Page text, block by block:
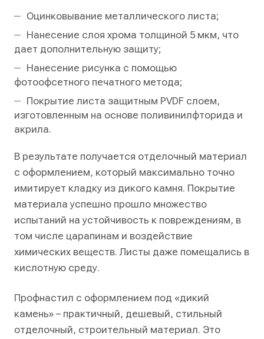
Оцинковывание металлического листа;
Нанесение слоя хрома толщиной 5 мкм, что
дает дополнительную защиту;
Нанесение рисунка с помощью
фотоофсетного печатного метода;
Покрытие листа защитным PVDF слоем,
изготовленным на основе поливинилфторида и
акрила.
В результате получается отделочный материал
с оформлением, который максимально точно
имитирует кладку из дикого камня. Покрытие
материала успешно прошло множество
испытаний на устойчивость к повреждениям, в
том числе царапинам и воздействие
химических веществ. Листы даже помещались в
кислотную среду.
Профнастил с оформлением под «дикий
камень» – практичный, дешевый, стильный
отделочный, строительный материал. Это